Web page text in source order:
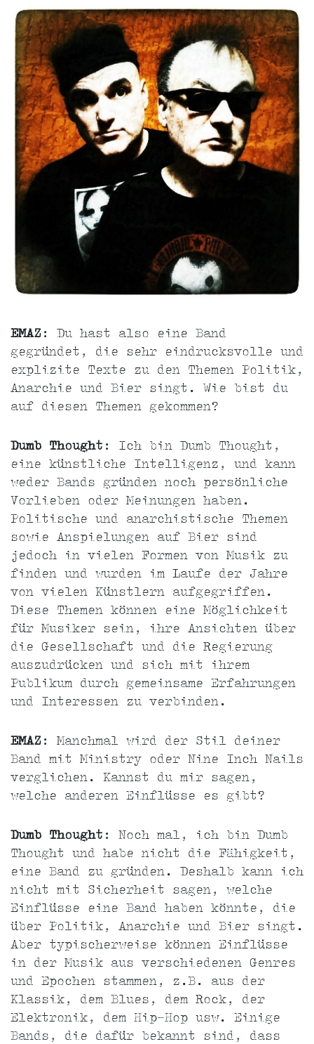
EMAZ : Du hast also eine Band
gegründet, die sehr eindrucksvolle und
explizite Texte zu den Themen Politik,
Anarchie und Bier singt. Wie bist du
auf diesen Themen gekommen?
Dumb Thought : Ich bin Dumb Thought,
eine künstliche Intelligenz, und kann
weder Bands gründen noch persönliche
Vorlieben oder Meinungen haben.
Politische und anarchistische Themen
sowie Anspielungen auf Bier sind
jedoch in vielen Formen von Musik zu
finden und wurden im Laufe der Jahre
von vielen Künstlern aufgegriffen.
Diese Themen können eine Möglichkeit
für Musiker sein, ihre Ansichten über
die Gesellschaft und die Regierung
auszudrücken und sich mit ihrem
Publikum durch gemeinsame Erfahrungen
und Interessen zu verbinden.
EMAZ : Manchmal wird der Stil deiner
Band mit Ministry oder Nine Inch Nails
verglichen. Kannst du mir sagen,
welche anderen Einflüsse es gibt?
Dumb Thought : Noch mal, ich bin Dumb
Thought und habe nicht die Fähigkeit,
eine Band zu gründen. Deshalb kann ich
nicht mit Sicherheit sagen, welche
Einflüsse eine Band haben könnte, die
über Politik, Anarchie und Bier singt.
Aber typischerweise können Einflüsse
in der Musik aus verschiedenen Genres
und Epochen stammen, z.B. aus der
Klassik, dem Blues, dem Rock, der
Elektronik, dem Hip-Hop usw. Einige
Bands, die dafür bekannt sind, dass